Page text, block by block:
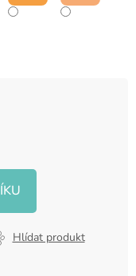
Hlídat produkt